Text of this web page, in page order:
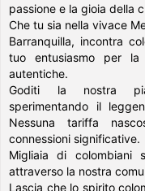
passione e la gioia della
Che tu sia nella vivace
Barranquilla, incontra
tuo entusiasmo per
autentiche.
Goditi la nostra
sperimentando il
Nessuna tariffa
connessioni significative.
Migliaia di colombiani
attraverso la nostra
Lascia che lo spirito